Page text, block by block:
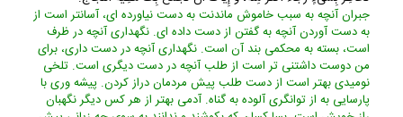
جبران آنچه به سبب خاموش ماندنت به دست نیاورده اى، آسانتر است از
به دست آوردن آنچه به گفتن از دست داده اى. نگهدارى آنچه در ظرف
است، بسته به محکمى بند آن است. نگهدارى آنچه در دست دارى، براى
من دوست داشتنى تر است از طلب آنچه در دست دیگرى است. تلخى
نومیدى بهتر است از دست طلب پیش مردمان دراز کردن. پیشه ورى با
پارسایى به از توانگرى آلوده به گناه. آدمى بهتر از هر کس دیگر نگهبان